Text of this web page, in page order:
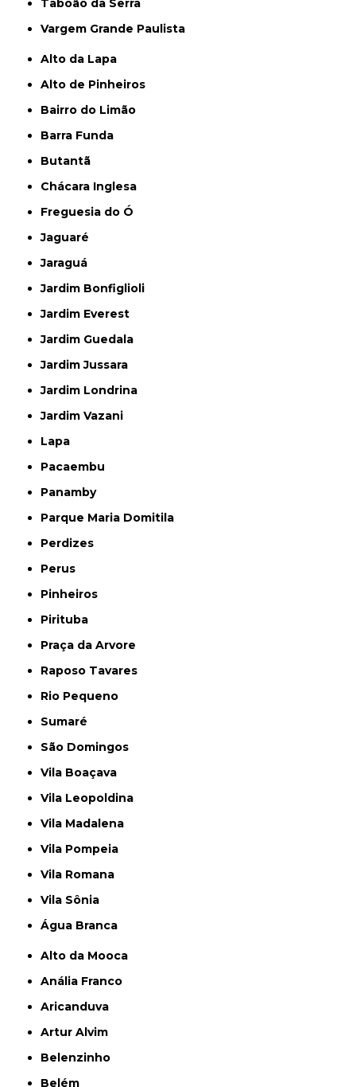
Taboão da Serra
Vargem Grande Paulista
Alto da Lapa
Alto de Pinheiros
Bairro do Limão
Barra Funda
Butantã
Chácara Inglesa
Freguesia do Ó
Jaguaré
Jaraguá
Jardim Bonfiglioli
Jardim Everest
Jardim Guedala
Jardim Jussara
Jardim Londrina
Jardim Vazani
Lapa
Pacaembu
Panamby
Parque Maria Domitila
Perdizes
Perus
Pinheiros
Pirituba
Praça da Arvore
Raposo Tavares
Rio Pequeno
Sumaré
São Domingos
Vila Boaçava
Vila Leopoldina
Vila Madalena
Vila Pompeia
Vila Romana
Vila Sônia
Água Branca
Alto da Mooca
Anália Franco
Aricanduva
Artur Alvim
Belenzinho
Belém